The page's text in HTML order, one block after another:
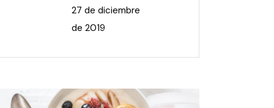
27 de diciembre
de 2019